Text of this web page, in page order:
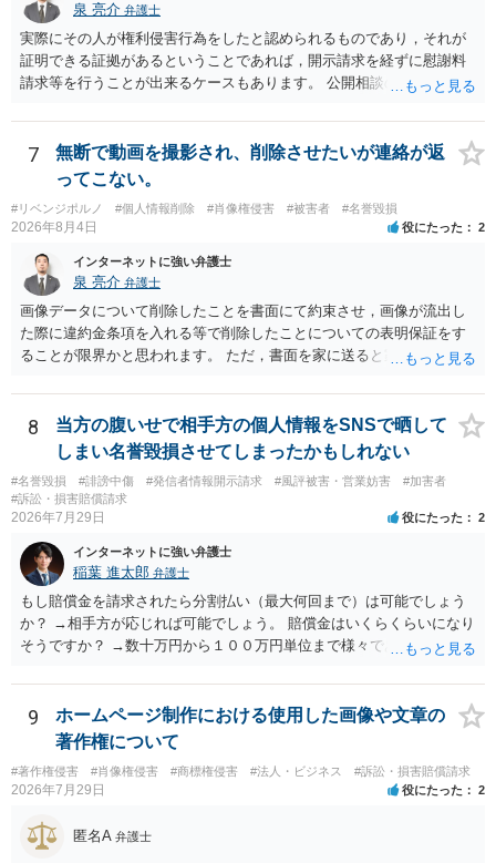
泉 亮介 弁護士
実際にその人が権利侵害行為をしたと認められるものであり，それが
証明できる証拠があるということであれば，開示請求を経ずに慰謝料
請求等を行うことが出来るケースもあります。 公開相談の場では回答
に個別に相談されると良いでしょう。
7
無断で動画を撮影され、削除させたいが連絡が返
ってこない。
#リベンジポルノ #個人情報削除 #肖像権侵害 #被害者 #名誉毀損
2026年8月4日 役にたった 2
インターネットに強い弁護士
泉 亮介 弁護士
画像データについて削除したことを書面にて約束させ，画像が流出し
た際に違約金条項を入れる等で削除したことについての表明保証をす
ることが限界かと思われます。 ただ，書面を家に送ると家族に不貞行
除等を求めることは避けたほうが良いかと思われます。
8
当方の腹いせで相手方の個人情報をSNSで晒して
しまい名誉毀損させてしまったかもしれない
#名誉毀損 #誹謗中傷 #発信者情報開示請求 #風評被害・営業妨害
#加害者
#訴訟・損害賠償請求
2026年7月29日 役にたった 2
インターネットに強い弁護士
稲葉 進太郎 弁護士
もし賠償金を請求されたら分割払い（最大何回まで）は可能でしょう
か？ →相手方が応じれば可能でしょう。 賠償金はいくらくらいになり
そうですか？ →数十万円から１００万円単位まで様々であり、不明で
渉が行われ、双方合意に至れば支払が開始され、決裂して相手方が訴
訟提起を選択すれば訴訟の中で解決がなされる流れが通常です。
9
ホームページ制作における使用した画像や文章の
著作権について
#著作権侵害 #肖像権侵害 #商標権侵害 #法人・ビジネス #訴訟・損害賠償請求
2026年7月29日 役にたった 2
匿名A 弁護士